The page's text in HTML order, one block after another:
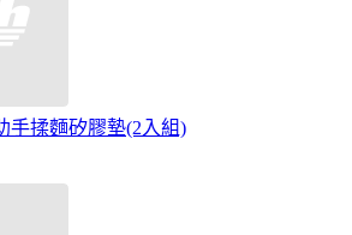
手揉麵矽膠墊(2入組)